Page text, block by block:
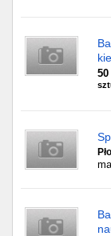
50